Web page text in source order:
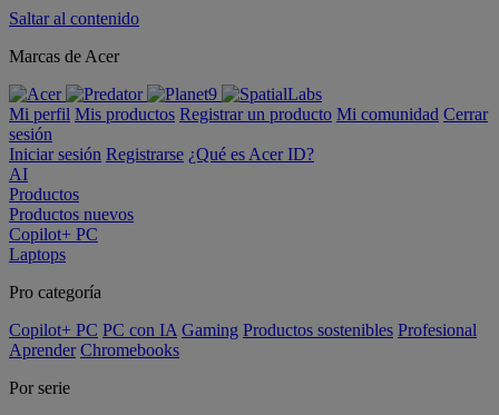
Saltar al contenido
Marcas de Acer
Mi perfil Mis productos Registrar un producto Mi comunidad Cerrar
sesión
Iniciar sesión Registrarse ¿Qué es Acer ID?
AI
Productos
Productos nuevos
Copilot+ PC
Laptops
Pro categoría
Copilot+ PC PC con IA Gaming Productos sostenibles Profesional
Aprender Chromebooks
Por serie